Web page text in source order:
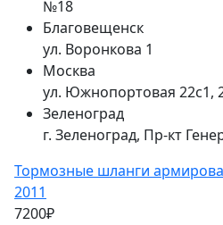
№18
Благовещенск
ул. Воронкова 1
Москва
ул. Южнопортовая 22с1,
Зеленоград
г. Зеленоград, Пр-кт
Тормозные шланги
2011
7200₽